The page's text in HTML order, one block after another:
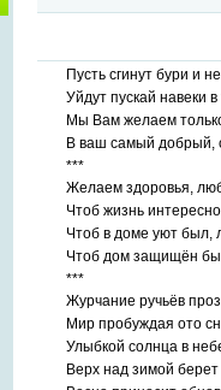
Пусть сгинут бури и
Уйдут пускай навеки в
Мы Вам желаем
В ваш самый добрый,
***
Желаем здоровья,
Чтоб жизнь
Чтоб в доме уют был,
Чтоб дом защищён
***
Журчание ручьёв
Мир пробуждая ото
Улыбкой солнца в
Верх над зимой берет